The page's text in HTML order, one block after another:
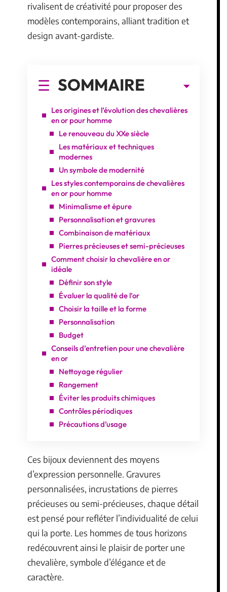
rivalisent de créativité pour proposer des
modèles contemporains, alliant tradition et
design avant-gardiste.
SOMMAIRE
Les origines et l’évolution des chevalières
en or pour homme
Le renouveau du XXe siècle
Les matériaux et techniques
modernes
Un symbole de modernité
Les styles contemporains de chevalières
en or pour homme
Minimalisme et épure
Personnalisation et gravures
Combinaison de matériaux
Pierres précieuses et semi-précieuses
Comment choisir la chevalière en or
idéale
Définir son style
Évaluer la qualité de l’or
Choisir la taille et la forme
Personnalisation
Budget
Conseils d’entretien pour une chevalière
en or
Nettoyage régulier
Rangement
Éviter les produits chimiques
Contrôles périodiques
Précautions d’usage
Ces bijoux deviennent des moyens
d’expression personnelle. Gravures
personnalisées, incrustations de pierres
précieuses ou semi-précieuses, chaque détail
est pensé pour refléter l’individualité de celui
qui la porte. Les hommes de tous horizons
redécouvrent ainsi le plaisir de porter une
chevalière, symbole d’élégance et de
caractère.